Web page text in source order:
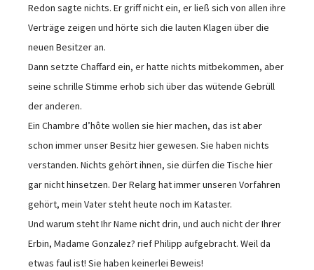
Redon sagte nichts. Er griff nicht ein, er ließ sich von allen ihre
Verträge zeigen und hörte sich die lauten Klagen über die
neuen Besitzer an.
Dann setzte Chaffard ein, er hatte nichts mitbekommen, aber
seine schrille Stimme erhob sich über das wütende Gebrüll
der anderen.
Ein Chambre d’hôte wollen sie hier machen, das ist aber
schon immer unser Besitz hier gewesen. Sie haben nichts
verstanden. Nichts gehört ihnen, sie dürfen die Tische hier
gar nicht hinsetzen. Der Relarg hat immer unseren Vorfahren
gehört, mein Vater steht heute noch im Kataster.
Und warum steht Ihr Name nicht drin, und auch nicht der Ihrer
Erbin, Madame Gonzalez? rief Philipp aufgebracht. Weil da
etwas faul ist! Sie haben keinerlei Beweis!